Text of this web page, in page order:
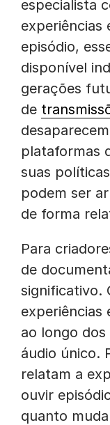
especialista
experiências
episódio,
disponível
gerações
de
plataformas
suas
podem ser
de forma
Para
de
significativo.
experiências
ao longo
áudio único.
relatam a
ouvir
quanto